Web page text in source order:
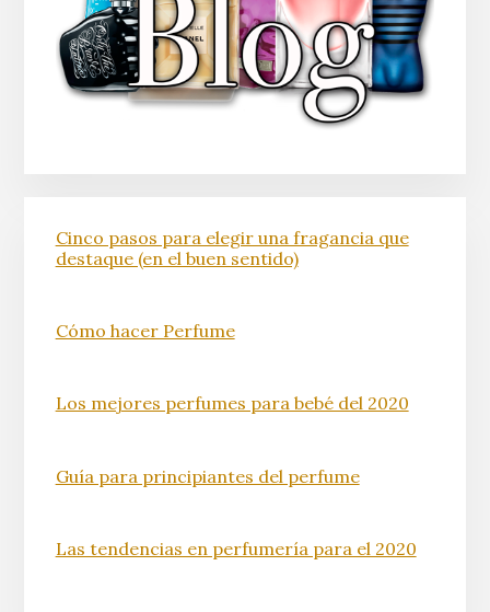
Cinco pasos para elegir una fragancia que
destaque (en el buen sentido)
Cómo hacer Perfume
Los mejores perfumes para bebé del 2020
Guía para principiantes del perfume
Las tendencias en perfumería para el 2020